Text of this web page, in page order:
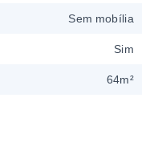
Sem mobília
Sim
64m²